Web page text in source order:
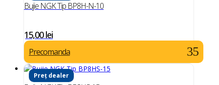
Bujie NGK Tip BP8H-N-10
15,00lei
Precomanda
Preț dealer